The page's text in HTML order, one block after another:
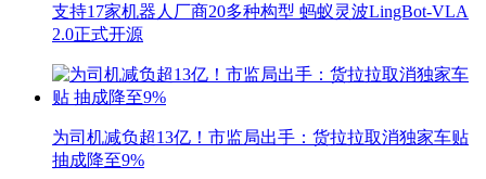
支持17家机器人厂商20多种构型 蚂蚁灵波LingBot-VLA
2.0正式开源
为司机减负超13亿！市监局出手：货拉拉取消独家车贴
抽成降至9%